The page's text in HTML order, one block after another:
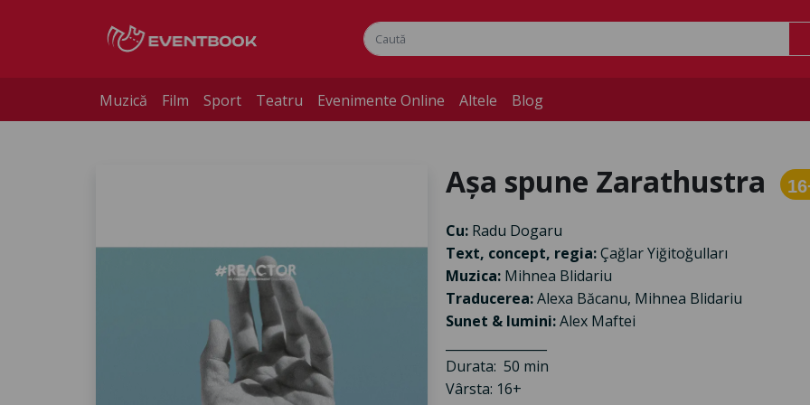
Muzică Film Sport Teatru Evenimente Online Altele Blog
Așa spune Zarathustra
Cu: Radu Dogaru
Text, concept, regia:Çağlar Yiğitoğulları
Muzica: Mihnea Blidariu
Traducerea:Alexa Băcanu, Mihnea Blidariu
Sunet & lumini:Alex Maftei
Durata: 50 min
Vârsta: 16+